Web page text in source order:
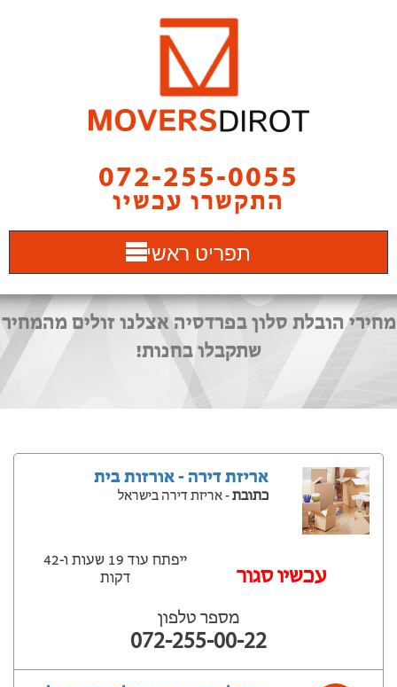
072-255-0055
התקשרו עכשיו
תפריט ראשי
מחירי הובלת סלון בפרדסיה אצלנו זולים מהמחיר
שתקבלו בחנות!
אריזת דירה - אורזות בית
כתובת- אריזת דירה בישראל
עכשיו סגור
ייפתח עוד 19 שעות ‫ו-42
דקות
מספר טלפון
072-255-00-22